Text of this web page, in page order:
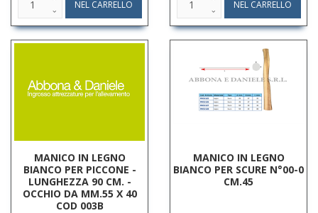
MANICO IN LEGNO
BIANCO PER PICCONE -
LUNGHEZZA 90 CM. -
OCCHIO DA MM.55 X 40
COD 003B
MANICO IN LEGNO
BIANCO PER SCURE N°00-0
CM.45